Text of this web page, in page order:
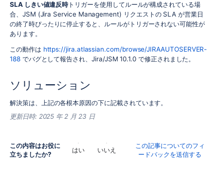
SLA しきい値違反時トリガーを使用してルールが構成されている場
合、JSM (Jira Service Management) リクエストの SLA が営業日
の終了時ぴったりに停止すると、ルールがトリガーされない可能性が
あります。
この動作は https://jira.atlassian.com/browse/JIRAAUTOSERVER-
188でバグとして報告され、Jira/JSM 10.1.0 で修正されました。
ソリューション
解決策は、上記の各根本原因の下に記載されています。
更新日時: 2025 年 2 月 23 日
この内容はお役に
立ちましたか?
はい いいえ
この記事についてのフィ
ードバックを送信する